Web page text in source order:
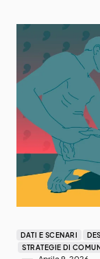
DATI E SCENARI
STRATEGIE DI